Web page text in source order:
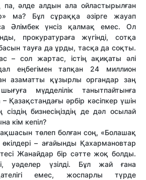
па, әлде алдын ала ойластырылған
ма? Бұл сұраққа әзірге жауап
Әлімбек үнсіз қалмақ емес. Ол
прокуратураға жүгінді, сотқа
тауға да ұрды, тасқа да соқты.
– сол жартас, істің ақиқаты әлі
еңбегімен тапқан 24 миллион
азаматты құзырлы органдар заң
мүдделілік танытпайтынға
Қазақстандағы әрбір кәсіпкер үшін
бизнесіңіздің де дәл осылай
кім кепіл?
төлеп болған соң, «Болашақ
– ағайынды Қахармановтар
Жанайдар бір сәтте жоқ болды.
уәделер үзілді. Бұл жай ғана
емес, жоспарлы түрде